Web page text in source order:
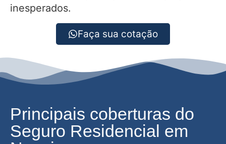
inesperados.
Faça sua cotação
Principais coberturas do
Seguro Residencial em